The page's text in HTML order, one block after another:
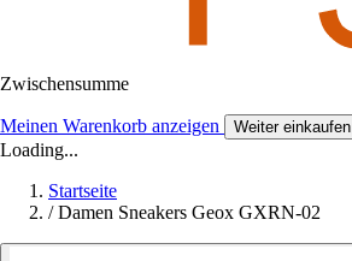
Zwischensumme
Meinen Warenkorb anzeigen Weiter einkaufen
Loading...
Startseite
/ Damen Sneakers Geox GXRN-02